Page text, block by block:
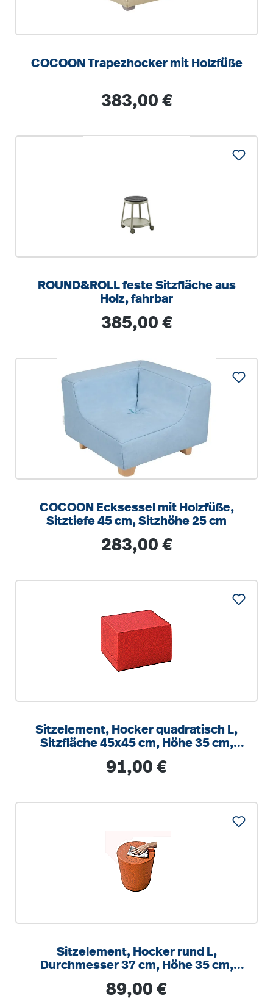
COCOON Trapezhocker mit Holzfüße
Regulärer Preis:
383,00 €
ROUND&ROLL feste Sitzfläche aus
Holz, fahrbar
Regulärer Preis:
385,00 €
COCOON Ecksessel mit Holzfüße,
Sitztiefe 45 cm, Sitzhöhe 25 cm
Regulärer Preis:
283,00 €
Sitzelement, Hocker quadratisch L,
Sitzfläche 45x45 cm, Höhe 35 cm,
Regulärer Preis:
91,00 €
Sitzelement, Hocker rund L,
Durchmesser 37 cm, Höhe 35 cm,
Regulärer Preis:
89,00 €